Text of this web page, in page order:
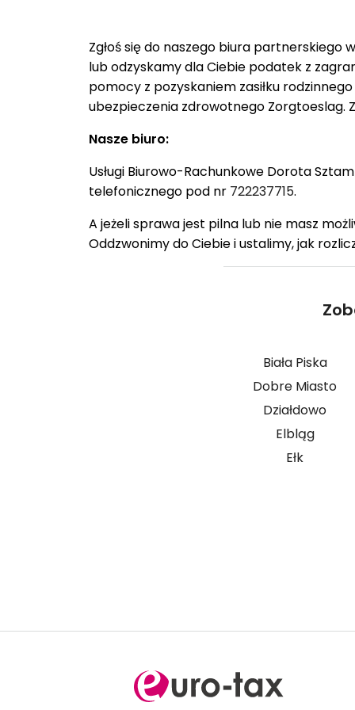
Zgłoś się do naszego biura partnerskiego
lub odzyskamy dla Ciebie podatek z
pomocy z pozyskaniem zasiłku
ubezpieczenia zdrowotnego Zorgtoeslag.
Nasze biuro:
Usługi Biurowo-Rachunkowe Dorota
telefonicznego pod nr 722237715.
A jeżeli sprawa jest pilna lub nie masz
Oddzwonimy do Ciebie i ustalimy, jak
Biała Piska
Dobre Miasto
Działdowo
Elbląg
Ełk